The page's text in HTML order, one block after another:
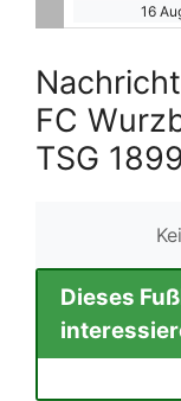
16
FC
TSG
Dieses